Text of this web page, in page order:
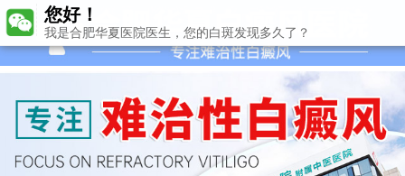
我是合肥华夏医院医生，您的白斑发现多久了？